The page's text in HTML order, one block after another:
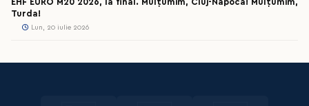
EHF EURO M20 2026, la final. Mulțumim, Cluj-Napoca! Mulțumim,
Turda!
Lun, 20 iulie 2026